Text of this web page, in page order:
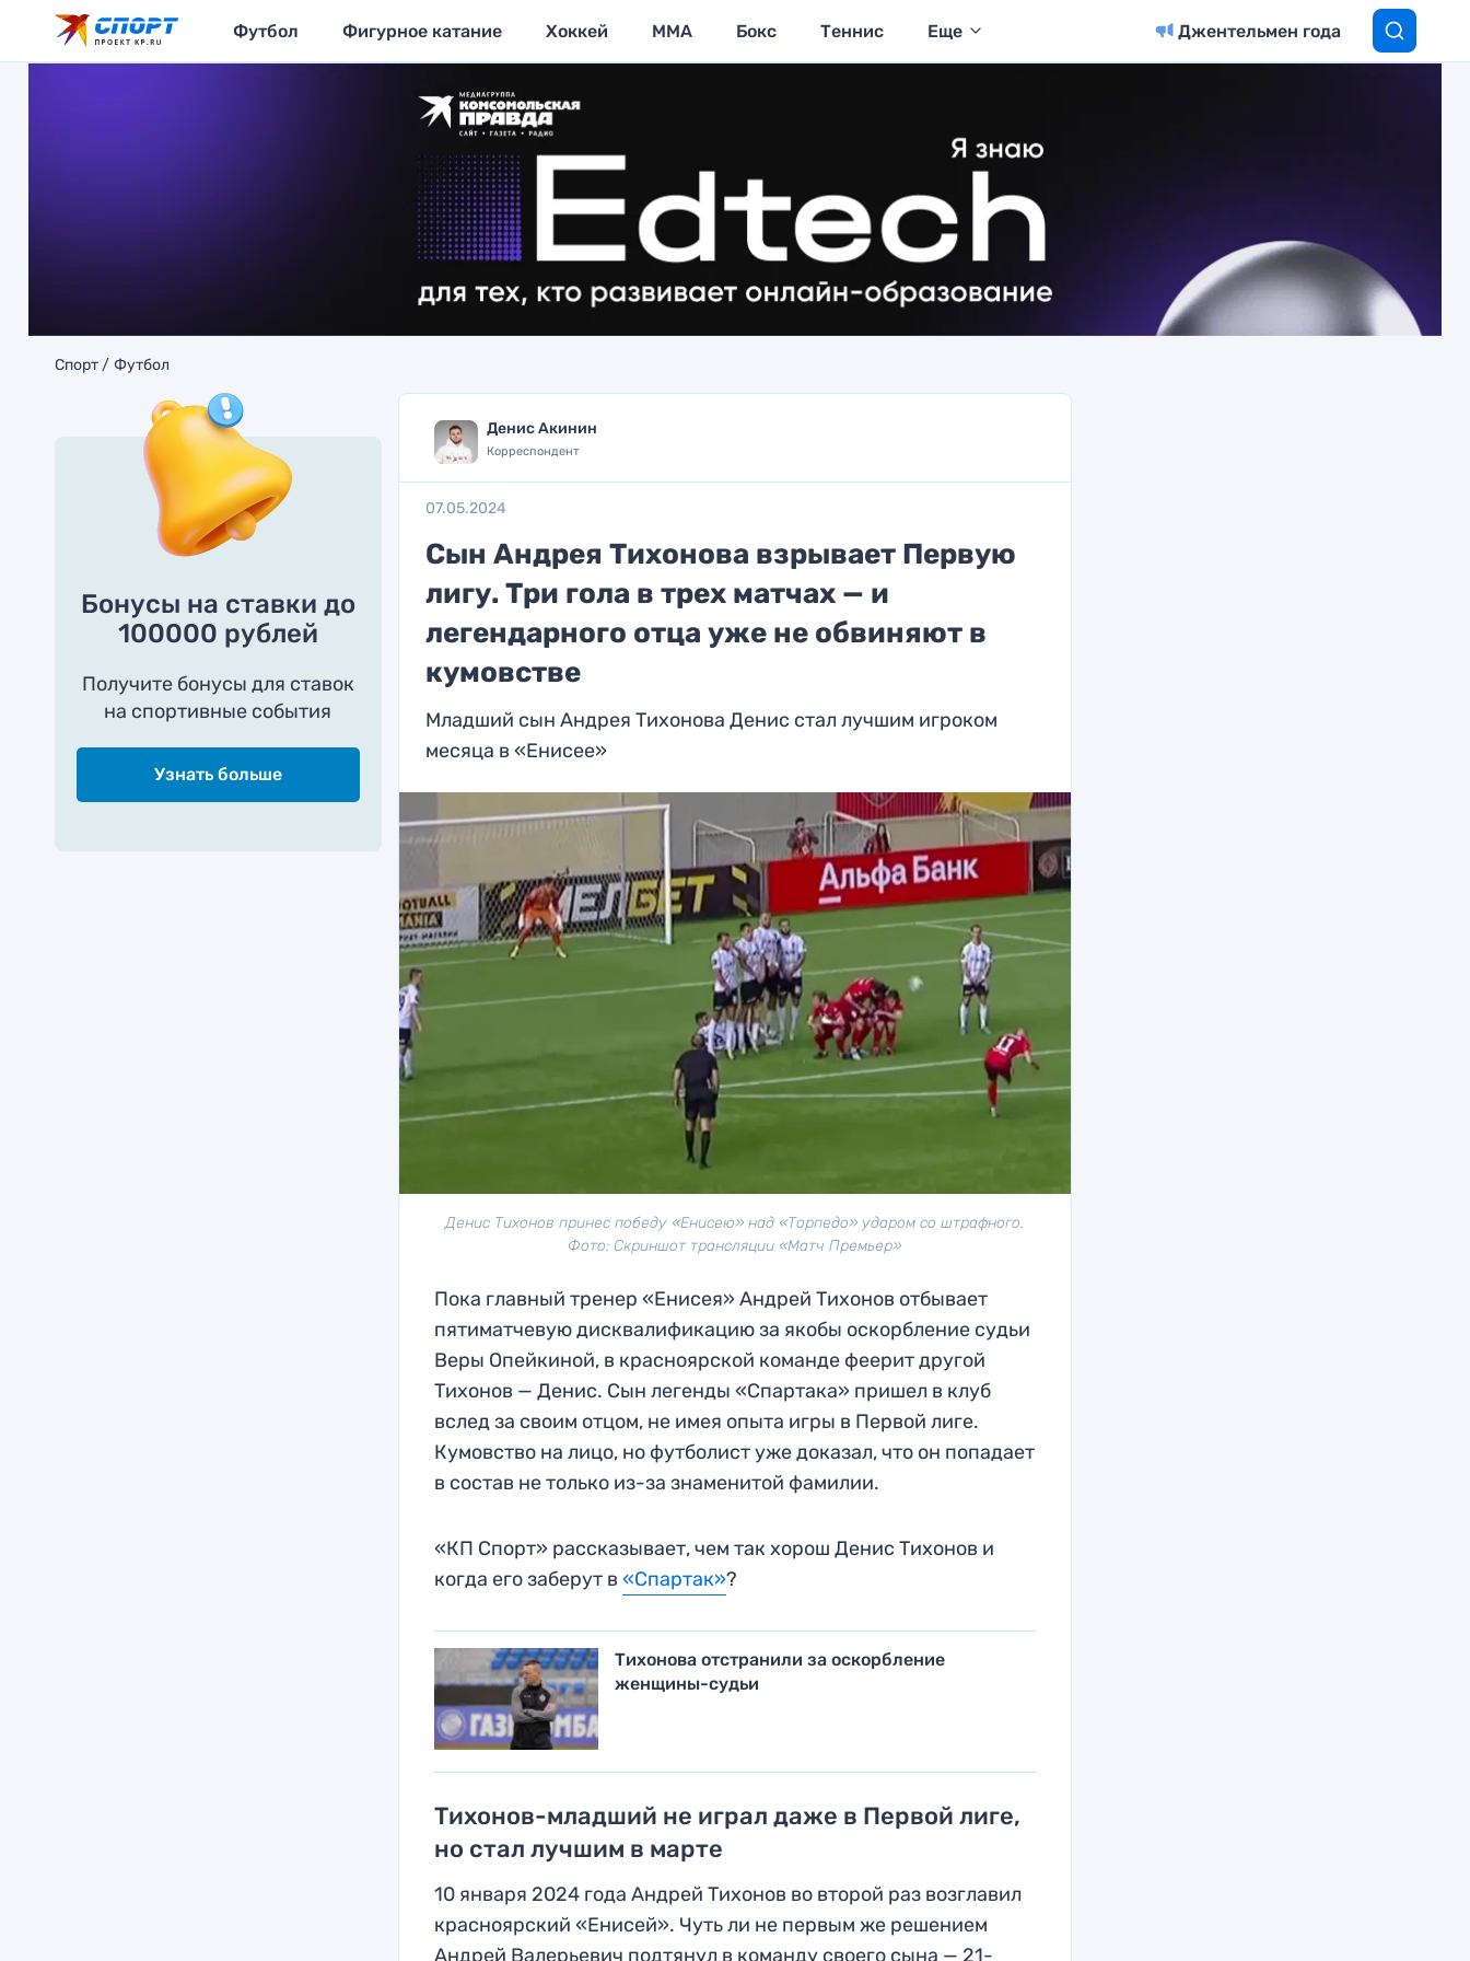
Футбол Фигурное катание Хоккей MMA Бокс Теннис Еще Джентельмен года
Спорт Футбол
Бонусы на ставки до
100000 рублей
Получите бонусы для ставок
на спортивные события
Узнать больше
Денис Акинин
Корреспондент
07.05.2024
Сын Андрея Тихонова взрывает Первую
лигу. Три гола в трех матчах — и
легендарного отца уже не обвиняют в
кумовстве
Младший сын Андрея Тихонова Денис стал лучшим игроком
месяца в «Енисее»
Денис Тихонов принес победу «Енисею» над «Торпедо» ударом со штрафного.
Фото: Скриншот трансляции «Матч Премьер»
Пока главный тренер «Енисея» Андрей Тихонов отбывает
пятиматчевую дисквалификацию за якобы оскорбление судьи
Веры Опейкиной, в красноярской команде феерит другой
Тихонов — Денис. Сын легенды «Спартака» пришел в клуб
вслед за своим отцом, не имея опыта игры в Первой лиге.
Кумовство на лицо, но футболист уже доказал, что он попадает
в состав не только из-за знаменитой фамилии.
«КП Спорт» рассказывает, чем так хорош Денис Тихонов и
когда его заберут в«Спартак»?
Тихонова отстранили за оскорбление
женщины-судьи
Тихонов-младший не играл даже в Первой лиге,
но стал лучшим в марте
10 января 2024 года Андрей Тихонов во второй раз возглавил
красноярский «Енисей». Чуть ли не первым же решением
Андрей Валерьевич подтянул в команду своего сына — 21-